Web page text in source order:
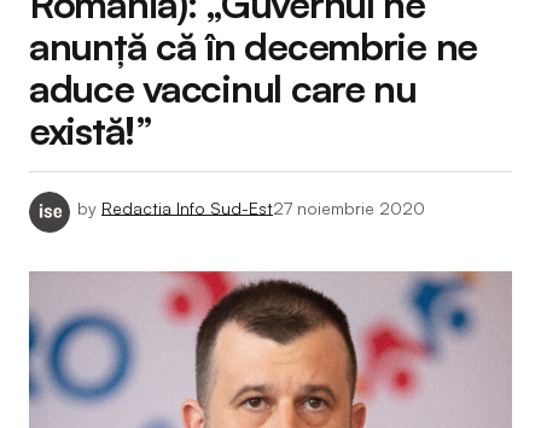
anunță că în decembrie ne
aduce vaccinul care nu
există!”
by Redactia Info Sud-Est27 noiembrie 2020